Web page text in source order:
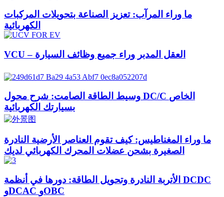
ما وراء المرآب: تعزيز الصناعة بتحويلات المركبات
الكهربائية
VCU – العقل المدبر وراء جميع وظائف السيارة
وسيط الطاقة الصامت: شرح محول DC/C الخاص
بسيارتك الكهربائية
ما وراء المغناطيس: كيف تقوم العناصر الأرضية النادرة
الصغيرة بشحن عضلات المحرك الكهربائي لديك
الأتربة النادرة وتحويل الطاقة: دورها في أنظمة DCDC
وDCAC وOBC